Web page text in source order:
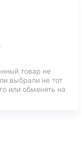
товар не
выбрали не тот
или обменять на